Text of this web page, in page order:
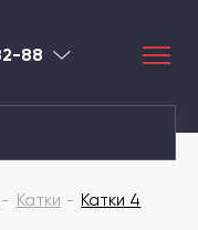
88 Красноярск
Катки
Катки 4